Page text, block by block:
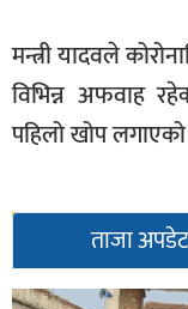
स्वास्थ्य
मन्त्री यादवले
विभिन्न अफवाह
पहिलो खोप लगाएको
ताजा अपडेट